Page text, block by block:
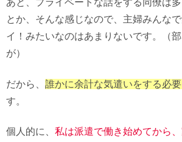
あと、プライベートな話をする同僚は多
とか、そんな感じなので、主婦みんな
イ！みたいなのはあまりないです。（
が）
だから、 誰かに余計な気遣いをする必
す。
個人的に、 私は派遣で働き始めてから